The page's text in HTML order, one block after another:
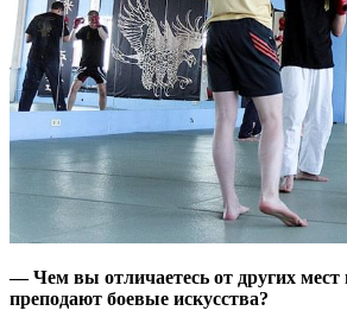
— Чем вы отличаетесь от других мест
преподают боевые искусства?